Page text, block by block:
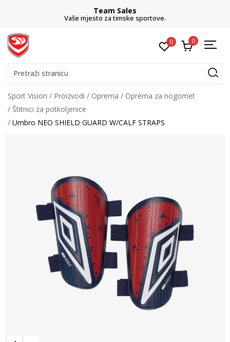
Team Sales
Vaše mjesto za timske sportove.
0 0
Pretraži stranicu
Sport Vision Proizvodi Oprema
Oprema za nogomet
Štitnici za potkoljenice
Umbro NEO SHIELD GUARD W/CALF STRAPS